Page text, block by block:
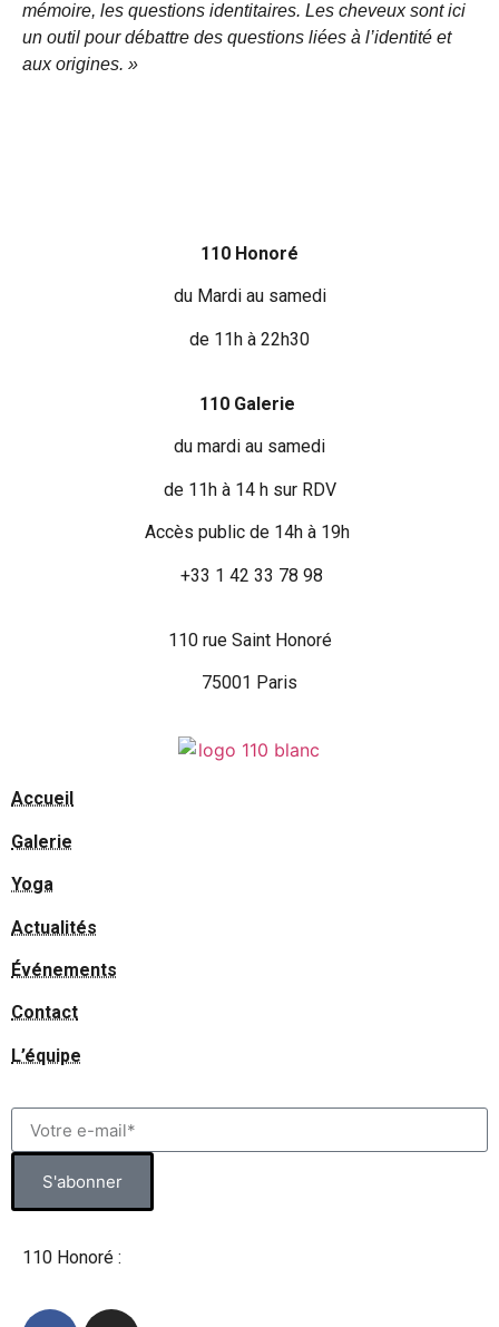
mémoire, les questions identitaires. Les cheveux sont ici
un outil pour débattre des questions liées à l’identité et
aux origines. »
110 Honoré
du Mardi au samedi
de 11h à 22h30
110 Galerie
du mardi au samedi
de 11h à 14 h sur RDV
Accès public de 14h à 19h
+33 1 42 33 78 98
110 rue Saint Honoré
75001 Paris
Accueil
Galerie
Yoga
Actualités
Événements
Contact
L’équipe
S'abonner
110 Honoré :